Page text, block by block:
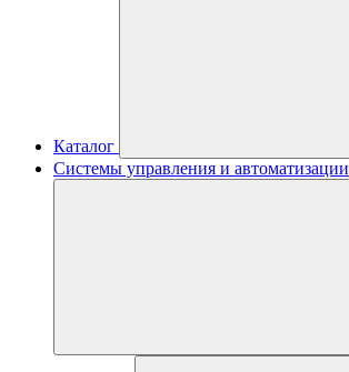
Каталог
Системы управления и автоматизации